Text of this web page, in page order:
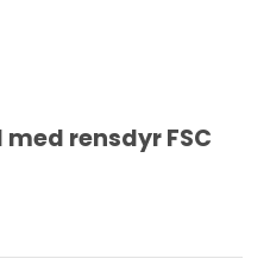
rensdyr FSC